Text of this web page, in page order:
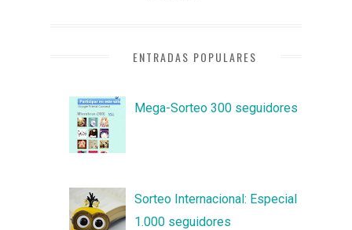
ENTRADAS POPULARES
Mega-Sorteo 300 seguidores
Sorteo Internacional: Especial
1.000 seguidores